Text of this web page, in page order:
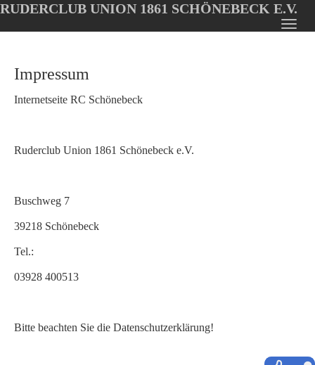
Oops, an error occurred! Code: 20260807141018a3e9ffe9
main
RUDERCLUB UNION 1861 SCHÖNEBECK E.V.
Impressum
Internetseite RC Schönebeck
Ruderclub Union 1861 Schönebeck e.V.
Buschweg 7
39218 Schönebeck
Tel.:
03928 400513
Bitte beachten Sie die Datenschutzerklärung!